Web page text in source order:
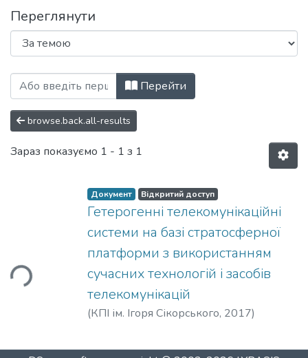
Переглянути
Перегляд Науково-дослідний
Перейти
browse.back.all-results
Зараз показуємо 1 - 1 з 1
Документ Відкритий доступ
Гетерогенні телекомунікаційні
системи на базі стратосферної
платформи з використанням
сучасних технологій і засобів
телекомунікацій
(КПІ ім. Ігоря Сікорського, 2017)
Кравчук, С. А.;Науково-дослідний